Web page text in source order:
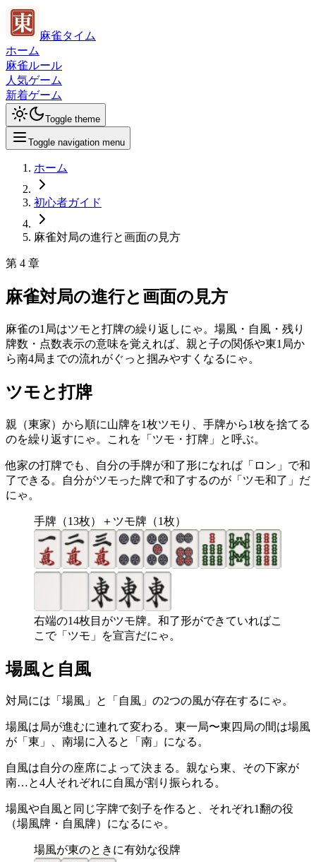
麻雀タイム
ホーム
麻雀ルール
人気ゲーム
新着ゲーム
Toggle theme
Toggle navigation menu
ホーム
初心者ガイド
麻雀対局の進行と画面の見方
第 4 章
麻雀対局の進行と画面の見方
麻雀の1局はツモと打牌の繰り返しにゃ。場風・自風・残り
牌数・点数表示の意味を覚えれば、親と子の関係や東1局か
ら南4局までの流れがぐっと掴みやすくなるにゃ。
ツモと打牌
親（東家）から順に山牌を1枚ツモり、手牌から1枚を捨てる
のを繰り返すにゃ。これを「ツモ・打牌」と呼ぶ。
他家の打牌でも、自分の手牌が和了形になれば「ロン」で和
了できる。自分がツモった牌で和了するのが「ツモ和了」だ
にゃ。
手牌（13枚）＋ツモ牌（1枚）
右端の14枚目がツモ牌。和了形ができていればこ
こで「ツモ」を宣言だにゃ。
場風と自風
対局には「場風」と「自風」の2つの風が存在するにゃ。
場風は局が進むに連れて変わる。東一局〜東四局の間は場風
が「東」、南場に入ると「南」になる。
自風は自分の座席によって決まる。親なら東、その下家が
南…と4人それぞれに自風が割り振られる。
場風や自風と同じ字牌で刻子を作ると、それぞれ1翻の役
（場風牌・自風牌）になるにゃ。
場風が東のときに有効な役牌